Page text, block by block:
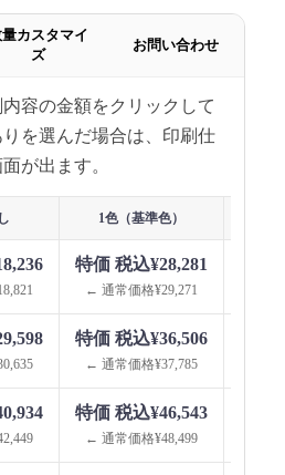
カスタマイ
ズ
お問い合わせ
容の金額をクリックして
を選んだ場合は、印刷仕
が出ます。
1色（基準色）
特価 税込¥28,281
← 通常価格¥29,271
特価 税込¥36,506
← 通常価格¥37,785
特価 税込¥46,543
← 通常価格¥48,499